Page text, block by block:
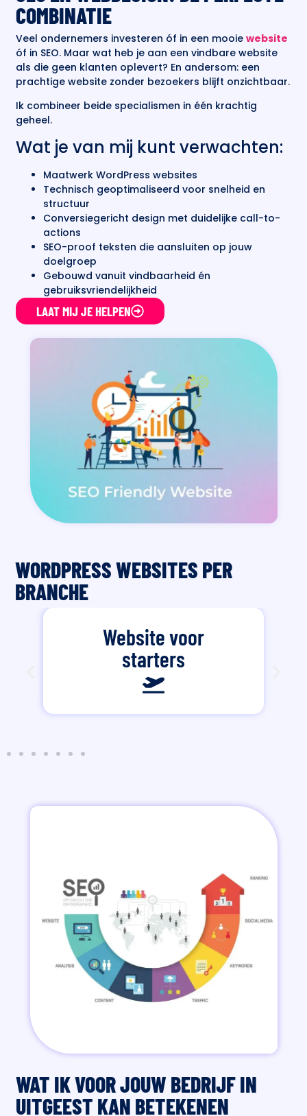
COMBINATIE
Veel ondernemers investeren óf in een mooiewebsite
óf in SEO. Maar wat heb je aan een vindbare website
als die geen klanten oplevert? En andersom: een
prachtige website zonder bezoekers blijft onzichtbaar.
Ik combineer beide specialismen in één krachtig
geheel.
Wat je van mij kunt verwachten:
Maatwerk WordPress websites
Technisch geoptimaliseerd voor snelheid en
structuur
Conversiegericht design met duidelijke call-to-
actions
SEO-proof teksten die aansluiten op jouw
doelgroep
Gebouwd vanuit vindbaarheid én
gebruiksvriendelijkheid
LAAT MIJ JE HELPEN
WORDPRESS WEBSITES PER
BRANCHE
Website voor
starters
WAT IK VOOR JOUW BEDRIJF IN
UITGEEST KAN BETEKENEN